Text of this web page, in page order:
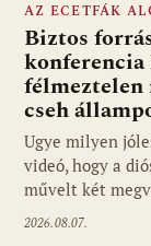
AZ ECETFÁK
Biztos
konferencia
félmeztelen
cseh
Ugye milyen
videó, hogy a
művelt két
2026.08.07.